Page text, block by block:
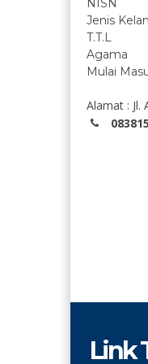
NISN
Jenis
T.T.L
Agama
Mulai
Alamat : Jl.
Link